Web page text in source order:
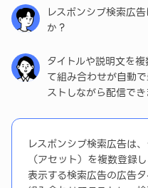
入稿できるアセット数
まとめ
レスポンシブ検索広
か？
タイトルや説明文を
て組み合わせが自動
ストしながら配信でき
レスポンシブ検索広告は
（アセット）を複数登録
表示する検索広告の広告